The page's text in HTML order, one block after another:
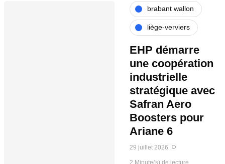
brabant wallon
liège-verviers
EHP démarre
une coopération
industrielle
stratégique avec
Safran Aero
Boosters pour
Ariane 6
29 juillet 2026
2 Minute(s) de lecture